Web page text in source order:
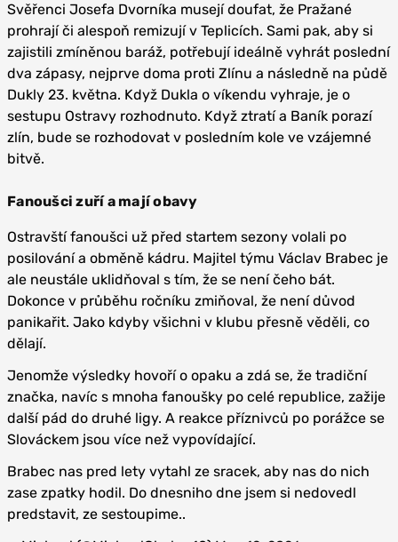
Svěřenci Josefa Dvorníka musejí doufat, že Pražané
prohrají či alespoň remizují v Teplicích. Sami pak, aby si
zajistili zmíněnou baráž, potřebují ideálně vyhrát poslední
dva zápasy, nejprve doma proti Zlínu a následně na půdě
Dukly 23. května. Když Dukla o víkendu vyhraje, je o
sestupu Ostravy rozhodnuto. Když ztratí a Baník porazí
zlín, bude se rozhodovat v posledním kole ve vzájemné
bitvě.
Fanoušci zuří a mají obavy
Ostravští fanoušci už před startem sezony volali po
posilování a obměně kádru. Majitel týmu Václav Brabec je
ale neustále uklidňoval s tím, že se není čeho bát.
Dokonce v průběhu ročníku zmiňoval, že není důvod
panikařit. Jako kdyby všichni v klubu přesně věděli, co
dělají.
Jenomže výsledky hovoří o opaku a zdá se, že tradiční
značka, navíc s mnoha fanoušky po celé republice, zažije
další pád do druhé ligy. A reakce příznivců po porážce se
Slováckem jsou více než vypovídající.
Brabec nas pred lety vytahl ze sracek, aby nas do nich
zase zpatky hodil. Do dnesniho dne jsem si nedovedl
predstavit, ze sestoupime..